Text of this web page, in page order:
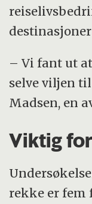
– Vi fant ut
selve viljen
Madsen, en
Viktig
rekke er fem